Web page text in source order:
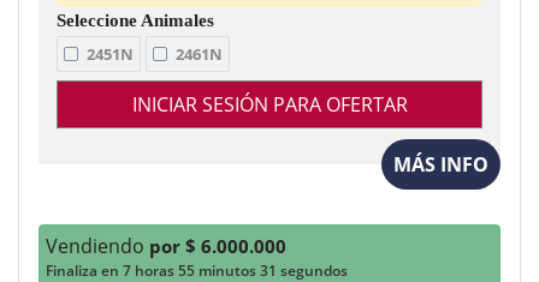
2451N 2461N
INICIAR SESIÓN PARA OFERTAR
MÁS INFO
Vendiendo por $ 6.000.000
Finaliza en 7 horas 55 minutos 29 segundos